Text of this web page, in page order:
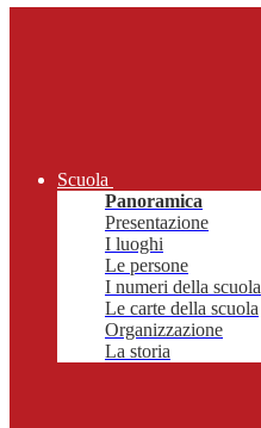
Scuola
Panoramica
Presentazione
I luoghi
Le persone
I numeri della scuola
Le carte della scuola
Organizzazione
La storia